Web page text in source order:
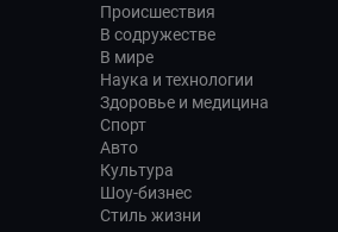
Происшествия
В содружестве
В мире
Наука и технологии
Здоровье и медицина
Спорт
Авто
Культура
Шоу-бизнес
Стиль жизни